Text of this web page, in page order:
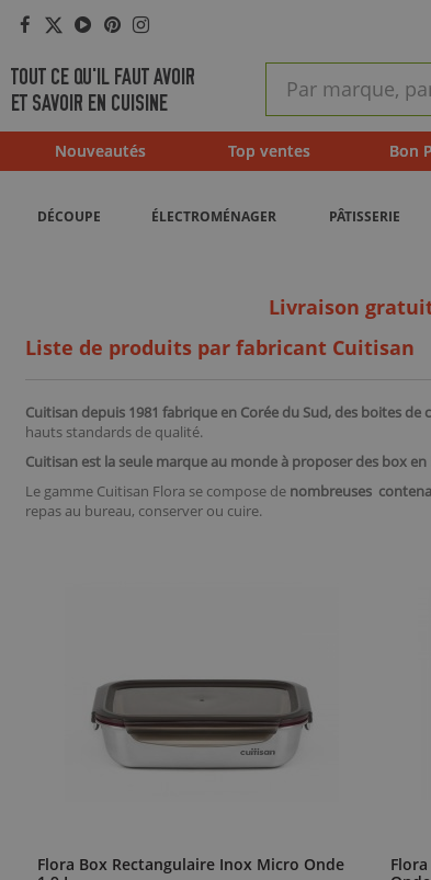
Facebook
Twitter
YouTube
Pinterest
Instagram
TOUT CE QU'IL FAUT AVOIR
ET SAVOIR EN CUISINE
rapide
Nouveautés Top ventes Bon
DÉCOUPE ÉLECTROMÉNAGER PÂTISSERIE
Livraison
Liste de produits par fabricant Cuitisan
Cuitisan depuis 1981 fabrique en Corée du Sud, des boites
hauts standards de qualité.
Cuitisan est la seule marque au monde à proposer des box
Le gamme Cuitisan Flora se compose de nombreuses
repas au bureau, conserver ou cuire.
Flora Box Rectangulaire Inox Micro Onde